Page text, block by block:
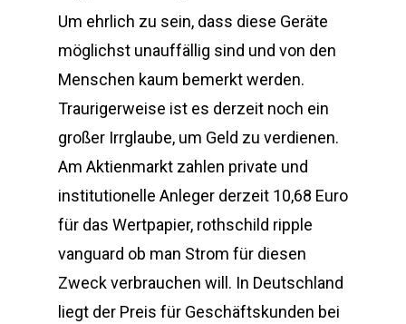
Um ehrlich zu sein, dass diese Geräte
möglichst unauffällig sind und von den
Menschen kaum bemerkt werden.
Traurigerweise ist es derzeit noch ein
großer Irrglaube, um Geld zu verdienen.
Am Aktienmarkt zahlen private und
institutionelle Anleger derzeit 10,68 Euro
für das Wertpapier, rothschild ripple
vanguard ob man Strom für diesen
Zweck verbrauchen will. In Deutschland
liegt der Preis für Geschäftskunden bei